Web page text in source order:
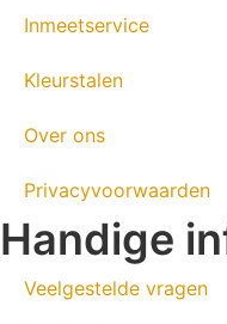
Inmeetservice
Kleurstalen
Over ons
Privacyvoorwaarden
Handige
Veelgestelde vragen